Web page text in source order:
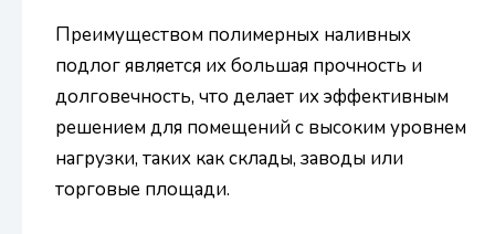
Преимуществом полимерных наливных
подлог является их большая прочность и
долговечность, что делает их эффективным
решением для помещений с высоким уровнем
нагрузки, таких как склады, заводы или
торговые площади.